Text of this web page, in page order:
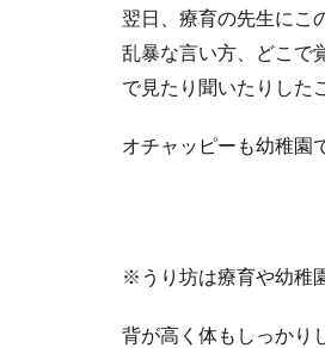
翌日、療育の先生にこ
乱暴な言い方、どこで
で見たり聞いたりした
オチャッピーも幼稚園
※うり坊は療育や幼稚
背が高く体もしっかり